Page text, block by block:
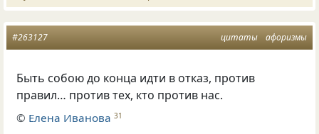
цитаты афоризмы
#263127
Быть собою до конца идти в отказ, против
правил… против тех, кто против нас.
© Елена Иванова 31